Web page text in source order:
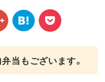
当もございます。